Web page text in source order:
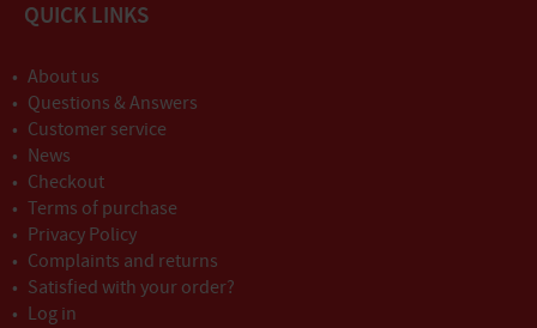
QUICK LINKS
About us
Questions & Answers
Customer service
News
Checkout
Terms of purchase
Privacy Policy
Complaints and returns
Satisfied with your order?
Log in